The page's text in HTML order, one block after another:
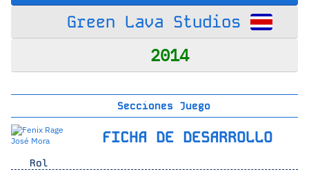
Green Lava Studios
2014
Secciones Juego
FICHA DE DESARROLLO
José Mora
Rol